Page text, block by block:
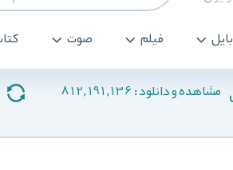
فیلم صوت
مشاهده و دانلود : 812,191,136